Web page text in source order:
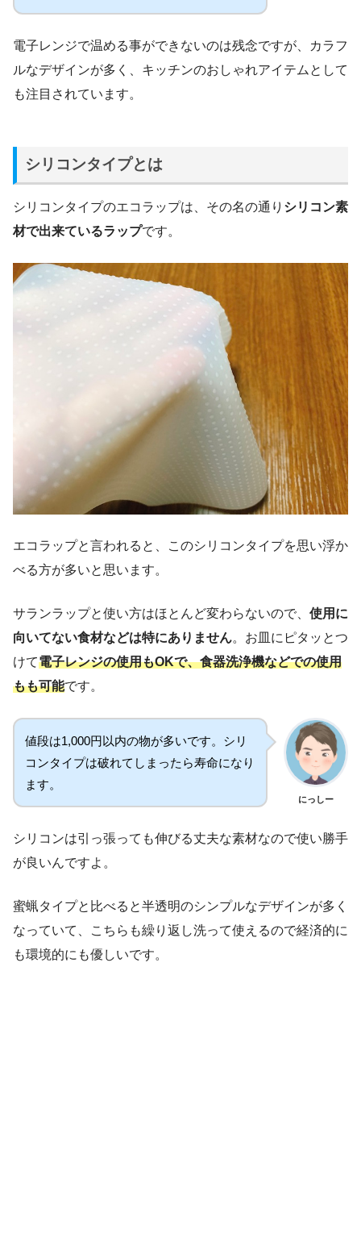
電子レンジで温める事ができないのは残念ですが、カラフ
ルなデザインが多く、キッチンのおしゃれアイテムとして
も注目されています。
シリコンタイプとは
シリコンタイプのエコラップは、その名の通り シリコン素
材で出来ているラップです。
エコラップと言われると、このシリコンタイプを思い浮か
べる方が多いと思います。
サランラップと使い方はほとんど変わらないので、 使用に
向いてない食材などは特にありません。お皿にピタッとつ
けて電子レンジの使用もOKで、食器洗浄機などでの使用
もも可能です。
値段は1,000円以内の物が多いです。シリ
コンタイプは破れてしまったら寿命になり
ます。
にっしー
シリコンは引っ張っても伸びる丈夫な素材なので使い勝手
が良いんですよ。
蜜蝋タイプと比べると半透明のシンプルなデザインが多く
なっていて、こちらも繰り返し洗って使えるので経済的に
も環境的にも優しいです。